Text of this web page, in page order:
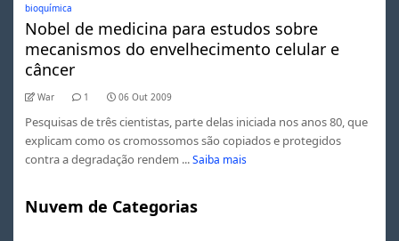
bioquímica
Nobel de medicina para estudos sobre
mecanismos do envelhecimento celular e
câncer
War 1 06 Out 2009
Pesquisas de três cientistas, parte delas iniciada nos anos 80, que
explicam como os cromossomos são copiados e protegidos
contra a degradação rendem ... Saiba mais
Nuvem de Categorias